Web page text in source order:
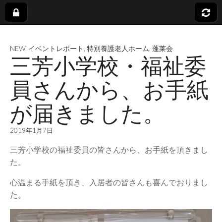
社
会
福
祉
法
人
蓬
NEW, イベントレポート 特別養護老人ホーム 蓬莱会
三芳小学校・福祉委
員さんから、お手紙
が届きました。
2019年1月7日
三芳小学校の福祉委員の皆さんから、お手紙を頂きまし
た。
心温まる手紙を頂き、入居者の皆さんも喜んでおりまし
た。